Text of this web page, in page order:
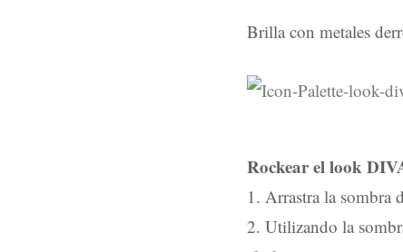
Brilla con metales
Rockear el look
1. Arrastra la sombra
2. Utilizando la